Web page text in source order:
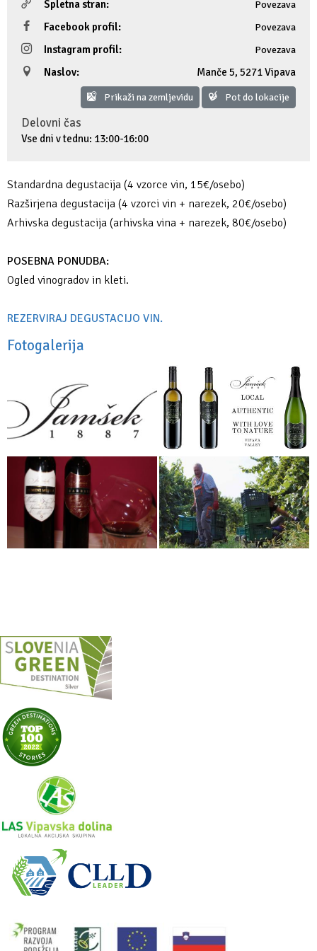
Spletna stran:
Povezava
Facebook profil:
Povezava
Instagram profil:
Povezava
Naslov:
Manče 5, 5271 Vipava
Prikaži na zemljevidu Pot do lokacije
Delovni čas
Vse dni v tednu: 13:00-16:00
Standardna degustacija (4 vzorce vin, 15€/osebo)
Razširjena degustacija (4 vzorci vin + narezek, 20€/osebo)
Arhivska degustacija (arhivska vina + narezek, 80€/osebo)
POSEBNA PONUDBA:
Ogled vinogradov in kleti.
REZERVIRAJ DEGUSTACIJO VIN.
Fotogalerija
Fotogalerija
Ideja za izlet
Raziskuj Vipavo s pomočjo vitezov Vipavskih
Zasebno doživetje lova na tartufe
Pomembni kontakti
Pogosta vprašanja
Publikacije
Poslovne strani
Zelena Vipava
Trajnostna mobilnost